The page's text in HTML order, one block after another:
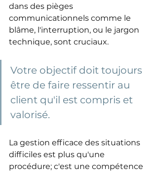
dans des pièges
communicationnels comme le
blâme, l'interruption, ou le jargon
technique, sont cruciaux.
Votre objectif doit toujours
être de faire ressentir au
client qu'il est compris et
valorisé.
La gestion efficace des situations
difficiles est plus qu'une
procédure; c'est une compétence